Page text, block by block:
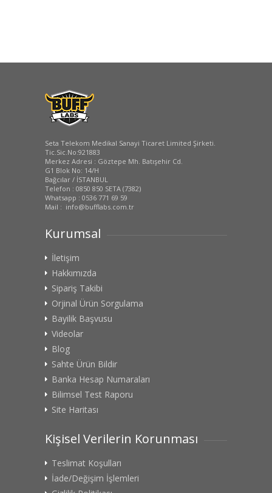
Seta Telekom Medikal Sanayi Ticaret Limited Şirketi.
Tic.Sic.No:921883
Merkez Adresi : Göztepe Mh. Batışehir Cd.
G1 Blok No: 14/H
Bağcılar / İSTANBUL
Telefon : 0850 850 SETA (7382)
Whatsapp : 0536 771 69 59
Mail : info@bufflabs.com.tr
Kurumsal
İletişim
Hakkımızda
Sipariş Takibi
Orjinal Ürün Sorgulama
Bayilik Başvusu
Videolar
Blog
Sahte Ürün Bildir
Banka Hesap Numaraları
Bilimsel Test Raporu
Site Haritası
Kişisel Verilerin Korunması
Teslimat Koşulları
İade/Değişim İşlemleri